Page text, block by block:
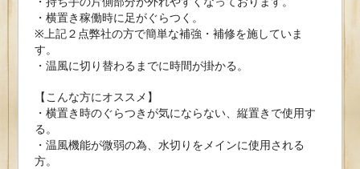
・横置き稼働時に足がぐらつく。
※上記２点弊社の方で簡単な補強・補修を施していま
す。
・温風に切り替わるまでに時間が掛かる。
【こんな方にオススメ】
・横置き時のぐらつきが気にならない、縦置きで使用す
る。
・温風機能が微弱の為、水切りをメインに使用される
方。